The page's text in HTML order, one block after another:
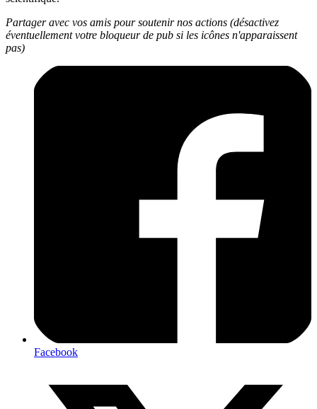
Partager avec vos amis pour soutenir nos actions (désactivez
éventuellement votre bloqueur de pub si les icônes n'apparaissent
pas)
Facebook